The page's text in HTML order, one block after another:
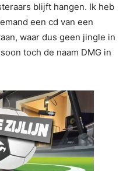
blijft hangen. Ik heb
een cd van een
waar dus geen jingle in
toch de naam DMG in